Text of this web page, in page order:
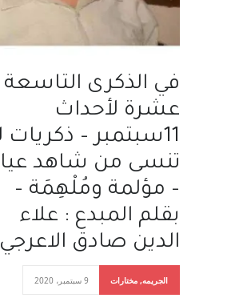
في الذكرى التاسعة
عشرة لأحداث
11سبتمبر – ذكريات
تنسى من شاهد
– مؤلمة ومُلْهِمَة –
بقلم المبدع : علاء
الدين صادق الاعرجي
الجريمه, مختارات 9 سبتمبر، 2020